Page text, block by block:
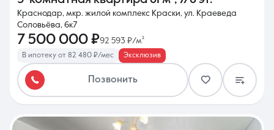
Краснодар, мкр. жилой комплекс Краски, ул. Краеведа
Соловьёва, 6к7
7 500 000 ₽92 593 ₽/м²
В ипотеку от 82 480 ₽/мес Эксклюзив
Позвонить